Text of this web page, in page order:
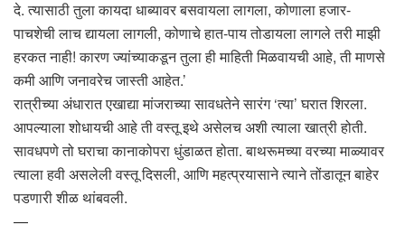
दे. त्यासाठी तुला कायदा धाब्यावर बसवायला लागला, कोणाला हजार-
पाचशेची लाच द्यायला लागली, कोणाचे हात-पाय तोडायला लागले तरी माझी
हरकत नाही! कारण ज्यांच्याकडून तुला ही माहिती मिळवायची आहे, ती माणसे
कमी आणि जनावरेच जास्ती आहेत.’
रात्रीच्या अंधारात एखाद्या मांजराच्या सावधतेने सारंग ‘त्या’ घरात शिरला.
आपल्याला शोधायची आहे ती वस्तू इथे असेलच अशी त्याला खात्री होती.
सावधपणे तो घराचा कानाकोपरा धुंडाळत होता. बाथरूमच्या वरच्या माळ्यावर
त्याला हवी असलेली वस्तू दिसली, आणि महत्प्रयासाने त्याने तोंडातून बाहेर
पडणारी शीळ थांबवली.
—